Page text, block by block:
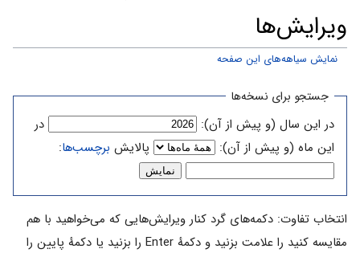
ویرایش‌ها
نمایش سیاهه‌های این صفحه
ناوبری
جستجو
جستجو برای نسخه‌ها
در این سال (و پیش از آن):
در
این ماه (و پیش از آن):
پالایش برچسب‌ها:
انتخاب تفاوت: دکمه‌های گرد کنار ویرایش‌هایی که می‌خواهید با هم
مقایسه کنید را علامت بزنید و دکمهٔ Enter را بزنید یا دکمهٔ پایین را